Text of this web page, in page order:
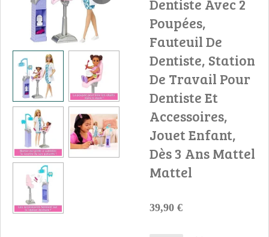
Dentiste Avec 2
Poupées,
Fauteuil De
Dentiste, Station
De Travail Pour
Dentiste Et
Accessoires,
Jouet Enfant,
Dès 3 Ans Mattel
Mattel
39,90 €